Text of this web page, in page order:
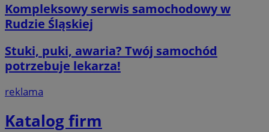
Kompleksowy serwis samochodowy w
Rudzie Śląskiej
Stuki, puki, awaria? Twój samochód
potrzebuje lekarza!
reklama
Katalog firm